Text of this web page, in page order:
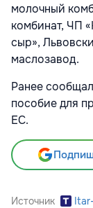
молочный
комбинат, ЧП
сыр»,
маслозавод.
Ранее
пособие для
ЕС.
Источник